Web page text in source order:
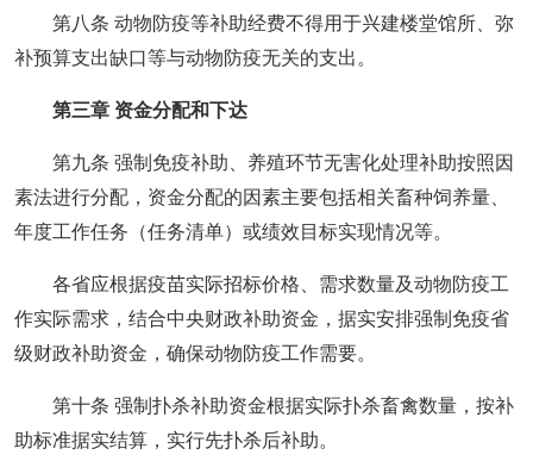
第八条 动物防疫等补助经费不得用于兴建楼堂馆所、弥
补预算支出缺口等与动物防疫无关的支出。
第三章 资金分配和下达
第九条 强制免疫补助、养殖环节无害化处理补助按照因
素法进行分配，资金分配的因素主要包括相关畜种饲养量、
年度工作任务（任务清单）或绩效目标实现情况等。
各省应根据疫苗实际招标价格、需求数量及动物防疫工
作实际需求，结合中央财政补助资金，据实安排强制免疫省
级财政补助资金，确保动物防疫工作需要。
第十条 强制扑杀补助资金根据实际扑杀畜禽数量，按补
助标准据实结算，实行先扑杀后补助。